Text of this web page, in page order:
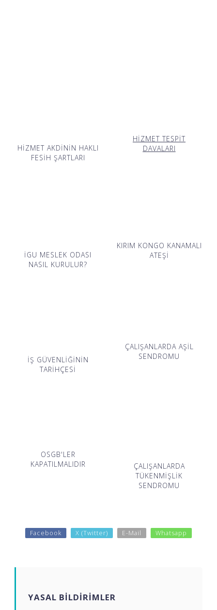
HİZMET AKDİNİN HAKLI
FESİH ŞARTLARI
HİZMET TESPİT
DAVALARI
İGU MESLEK ODASI
NASIL KURULUR?
KIRIM KONGO KANAMALI
ATEŞİ
İŞ GÜVENLİĞİNİN
TARİHÇESİ
ÇALIŞANLARDA AŞİL
SENDROMU
OSGB'LER
KAPATILMALIDIR
ÇALIŞANLARDA
TÜKENMİŞLİK
SENDROMU
Facebook X (Twitter) E-Mail Whatsapp
YASAL BİLDİRİMLER